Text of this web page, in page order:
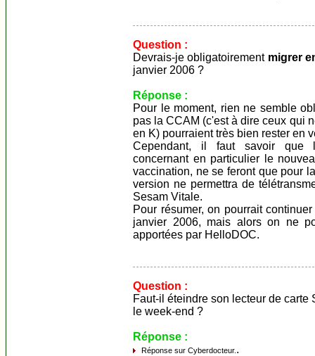
Question :
Devrais-je obligatoirement migrer
janvier 2006 ?
Réponse :
Pour le moment, rien ne semble
pas la CCAM (c'est à dire ceux qui
en K) pourraient très bien rester en
Cependant, il faut savoir que
concernant en particulier le
vaccination, ne se feront que pour
version ne permettra de
Sesam Vitale.
Pour résumer, on pourrait
janvier 2006, mais alors on ne
apportées par HelloDOC.
Question :
Faut-il éteindre son lecteur de carte
le week-end ?
Réponse :
Réponse sur Cyberdocteur. .